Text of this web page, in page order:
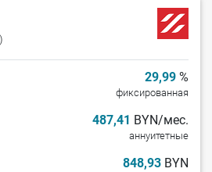
29,99 %
фиксированная
487,41 BYN/мес.
аннуитетные
848,93 BYN